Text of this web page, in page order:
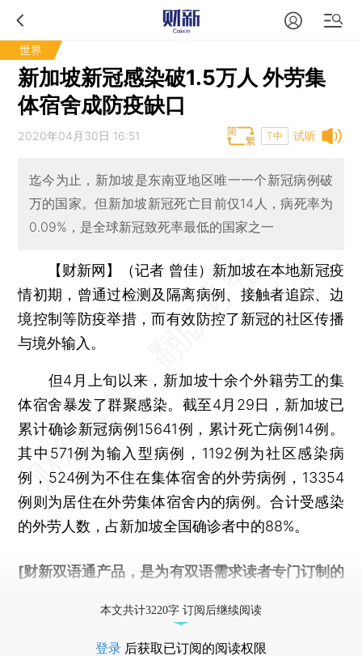
世界
新加坡新冠感染破1.5万人 外劳集
体宿舍成防疫缺口
试听
2020年04月30日 16:51 T中
迄今为止，新加坡是东南亚地区唯一一个新冠病例破
万的国家。但新加坡新冠死亡目前仅14人，病死率为
0.09%，是全球新冠致死率最低的国家之一
【财新网】（记者 曾佳） 新加坡在本地新冠疫
情初期，曾通过检测及隔离病例、接触者追踪、边
境控制等防疫举措，而有效防控了新冠的社区传播
与境外输入。
但4月上旬以来，新加坡十余个外籍劳工的集
体宿舍暴发了群聚感染。截至4月29日，新加坡已
累计确诊新冠病例15641例，累计死亡病例14例。
其中571例为输入型病例，1192例为社区感染病
例，524例为不住在集体宿舍的外劳病例，13354
例则为居住在外劳集体宿舍内的病例。合计受感染
的外劳人数，占新加坡全国确诊者中的88%。
[财新双语通产品，是为有双语需求读者专门订制的
本文共计3220字 订阅后继续阅读
登录 后获取已订阅的阅读权限